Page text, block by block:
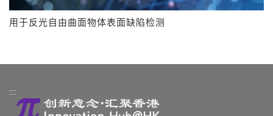
用于反光自由曲面物体表面缺陷检测
:::